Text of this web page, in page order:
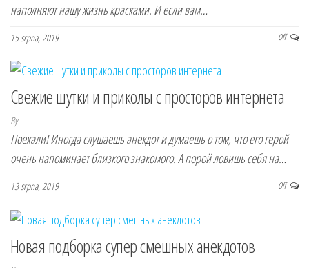
наполняют нашу жизнь красками. И если вам…
15 srpna, 2019 Off
Свежие шутки и приколы с просторов интернета
By
Поехали! Иногда слушаешь анекдот и думаешь о том, что его герой
очень напоминает близкого знакомого. А порой ловишь себя на…
13 srpna, 2019 Off
Новая подборка супер смешных анекдотов